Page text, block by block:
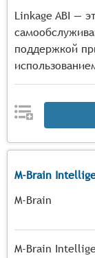
Linkage ABI —
поддержкой
M-Brain
M-Brain
M-Brain